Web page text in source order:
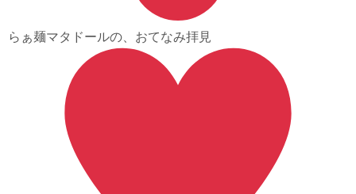
らぁ麺マタドールの、おてなみ拝見